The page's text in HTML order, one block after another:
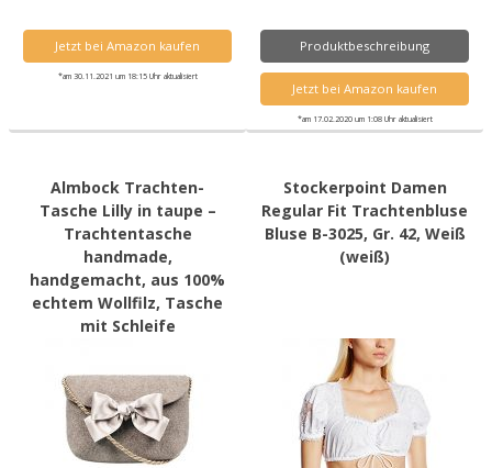
Jetzt bei Amazon kaufen
*am 30.11.2021 um 18:15 Uhr aktualisiert
Produktbeschreibung
Jetzt bei Amazon kaufen
*am 17.02.2020 um 1:08 Uhr aktualisiert
Almbock Trachten-
Tasche Lilly in taupe –
Trachtentasche
handmade,
handgemacht, aus 100%
echtem Wollfilz, Tasche
mit Schleife
Stockerpoint Damen
Regular Fit Trachtenbluse
Bluse B-3025, Gr. 42, Weiß
(weiß)